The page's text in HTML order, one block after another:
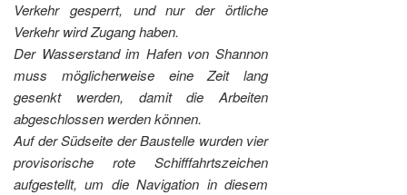
Verkehr gesperrt, und nur der örtliche
Verkehr wird Zugang haben.
Der Wasserstand im Hafen von Shannon
muss möglicherweise eine Zeit lang
gesenkt werden, damit die Arbeiten
abgeschlossen werden können.
Auf der Südseite der Baustelle wurden vier
provisorische rote Schifffahrtszeichen
aufgestellt, um die Navigation in diesem